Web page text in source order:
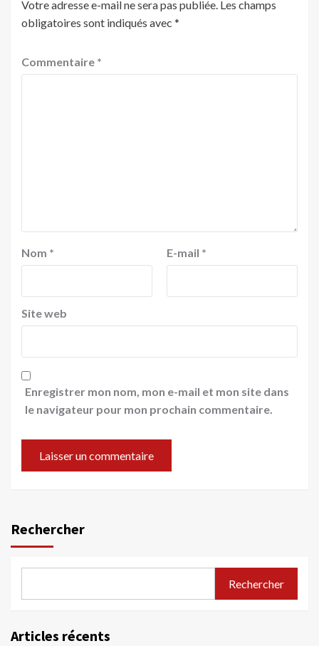
Votre adresse e-mail ne sera pas publiée. Les champs
obligatoires sont indiqués avec *
Commentaire *
Nom * E-mail *
Site web
Enregistrer mon nom, mon e-mail et mon site dans
le navigateur pour mon prochain commentaire.
Rechercher
Rechercher
Articles récents